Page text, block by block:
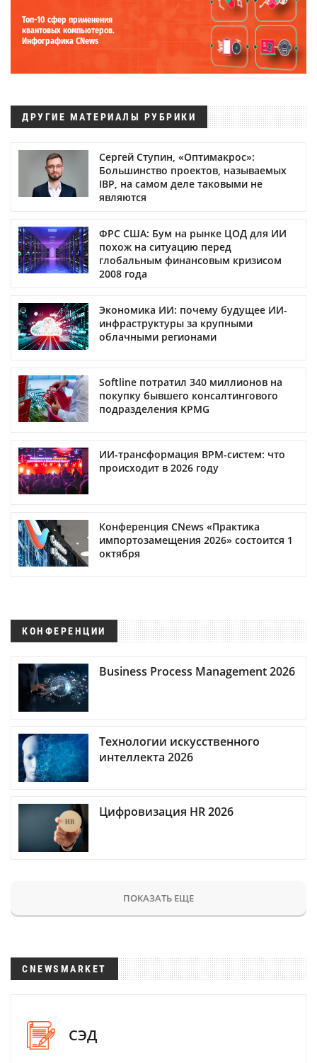
Топ-10 сфер применения
квантовых компьютеров.
Инфографика CNews
ДРУГИЕ МАТЕРИАЛЫ РУБРИКИ
Сергей Ступин, «Оптимакрос»:
Большинство проектов, называемых
IBP, на самом деле таковыми не
являются
ФРС США: Бум на рынке ЦОД для ИИ
похож на ситуацию перед
глобальным финансовым кризисом
2008 года
Экономика ИИ: почему будущее ИИ-
инфраструктуры за крупными
облачными регионами
Softline потратил 340 миллионов на
покупку бывшего консалтингового
подразделения KPMG
ИИ-трансформация BPM-систем: что
происходит в 2026 году
Конференция CNews «Практика
импортозамещения 2026» состоится 1
октября
КОНФЕРЕНЦИИ
Business Process Management 2026
Технологии искусственного
интеллекта 2026
Цифровизация HR 2026
ПОКАЗАТЬ ЕЩЕ
CNEWSMARKET
СЭД